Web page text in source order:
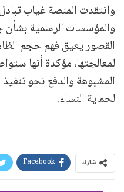
وانتقدت المنصة غياب تبادل
والمؤسسات الرسمية بشأن
القصور يعيق فهم حجم
لمعالجتها، مؤكدة أنها
المشبوهة والدفع نحو
لحماية النساء.
شارك Facebook